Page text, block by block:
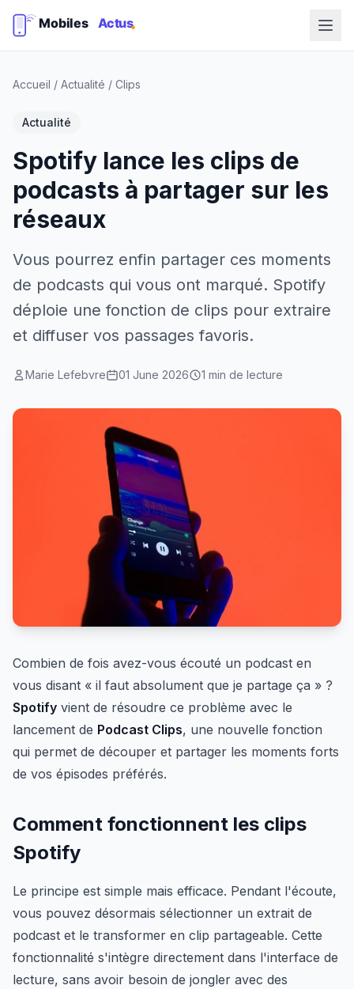
Accueil / Actualité / Clips
Actualité
Spotify lance les clips de
podcasts à partager sur les
réseaux
Vous pourrez enfin partager ces moments
de podcasts qui vous ont marqué. Spotify
déploie une fonction de clips pour extraire
et diffuser vos passages favoris.
Marie Lefebvre 01 June 2026 1 min de lecture
Combien de fois avez-vous écouté un podcast en
vous disant « il faut absolument que je partage ça » ?
Spotify vient de résoudre ce problème avec le
lancement de Podcast Clips, une nouvelle fonction
qui permet de découper et partager les moments forts
de vos épisodes préférés.
Comment fonctionnent les clips
Spotify
Le principe est simple mais efficace. Pendant l'écoute,
vous pouvez désormais sélectionner un extrait de
podcast et le transformer en clip partageable. Cette
fonctionnalité s'intègre directement dans l'interface de
lecture, sans avoir besoin de jongler avec des